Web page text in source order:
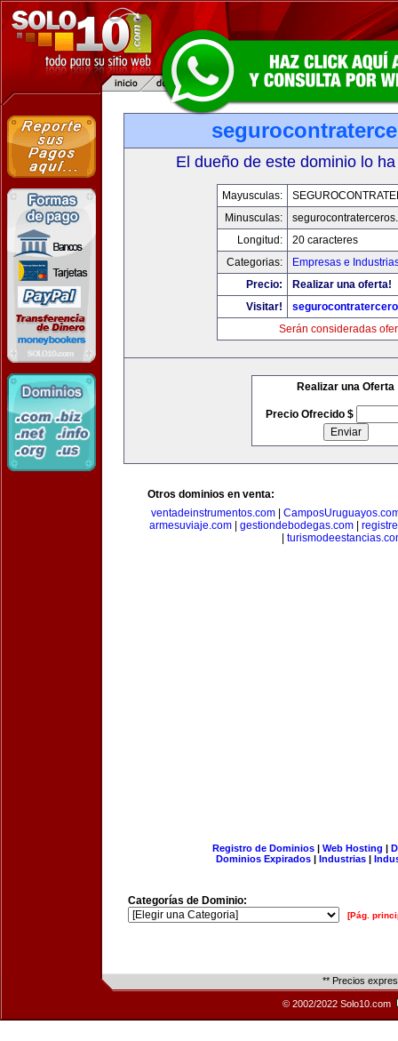
El dueño de este dominio lo
Mayusculas:
Minusculas:
Longitud:
20 caracteres
Categorias:
Empresas e
Precio:
Realizar una oferta!
Visitar!
Serán consideradas
Realizar una Oferta
Precio Ofrecido $
Otros dominios en venta:
ventadeinstrumentos.com
armesuviaje.com| gestiondebodegas.com|
Registro de Dominios| Web Hosting |
Dominios Expirados | Industrias |
Categorías de Dominio:
[Pág.
** Precios
© 2002/2022 Solo10.com